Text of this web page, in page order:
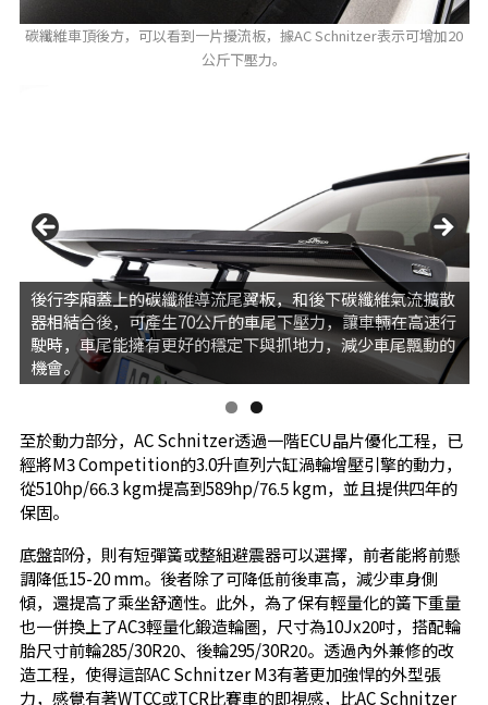
碳纖維車頂後方，可以看到一片擾流板，據AC Schnitzer表示可增加20
公斤下壓力。
後行李廂蓋上的碳纖維導流尾翼板，和後下碳纖維氣流擴散
器相結合後，可產生70公斤的車尾下壓力，讓車輛在高速行
駛時，車尾能擁有更好的穩定下與抓地力，減少車尾飄動的
機會。
至於動力部分，AC Schnitzer透過一階ECU晶片優化工程，已
經將M3 Competition的3.0升直列六缸渦輪增壓引擎的動力，
從510hp/66.3 kgm提高到589hp/76.5 kgm，並且提供四年的
保固。
底盤部份，則有短彈簧或整組避震器可以選擇，前者能將前懸
調降低15-20 mm。後者除了可降低前後車高，減少車身側
傾，還提高了乘坐舒適性。此外，為了保有輕量化的簧下重量
也一併換上了AC3輕量化鍛造輪圏，尺寸為10Jx20吋，搭配輪
胎尺寸前輪285/30R20、後輪295/30R20。透過內外兼修的改
造工程，使得這部AC Schnitzer M3有著更加強悍的外型張
力，感覺有著WTCC或TCR比賽車的即視感，比AC Schnitzer